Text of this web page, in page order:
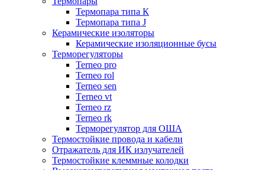
Термопара типа К
Термопара типа J
Керамические изоляторы
Керамические изоляционные бусы
Терморегуляторы
Terneo pro
Terneo rol
Terneo sen
Тerneo vt
Terneo rz
Terneo rk
Терморегулятор для ОША
Термостойкие провода и кабели
Отражатель для ИК излучателей
Термостойкие клеммные колодки